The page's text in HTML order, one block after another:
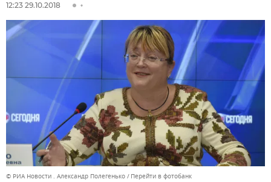
12:23 29.10.2018
© РИА Новости . Александр Полегенько Перейти в фотобанк